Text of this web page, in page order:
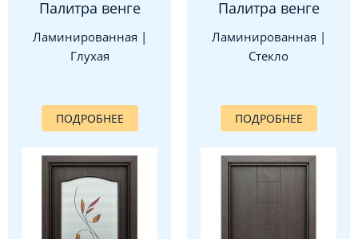
Палитра венге
Ламинированная |
Глухая
ПОДРОБНЕЕ
Палитра венге
Ламинированная |
Стекло
ПОДРОБНЕЕ